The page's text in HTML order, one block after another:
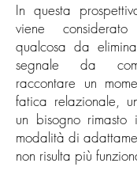
In questa
viene
qualcosa da
segnale da
raccontare un
fatica relazionale,
un bisogno rimasto
modalità di
non risulta più